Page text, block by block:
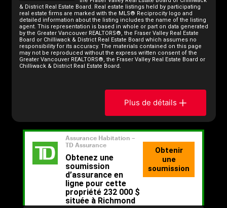
& District Real Estate Board. Real estate listings held by participating
real estate firms are marked with the MLS® Reciprocity logo and
detailed information about the listing includes the name of the listing
agent. This representation is based in whole or part on data generated
by the Greater Vancouver REALTORS®, the Fraser Valley Real Estate
Board or Chilliwack & District Real Estate Board which assumes no
responsibility for its accuracy. The materials contained on this page
may not be reproduced without the express written consent of the
Greater Vancouver REALTORS®, the Fraser Valley Real Estate Board or
Chilliwack & District Real Estate Board.
Plus de détails